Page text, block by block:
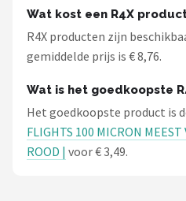
Wat kost een R4X
R4X producten zijn
gemiddelde prijs is € 8,76.
Wat is het goedkoopste
Het goedkoopste product is
FLIGHTS 100 MICRON
ROOD | voor € 3,49.